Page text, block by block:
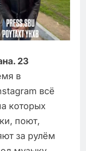
23
в
всё
которых
поют,
за рулём